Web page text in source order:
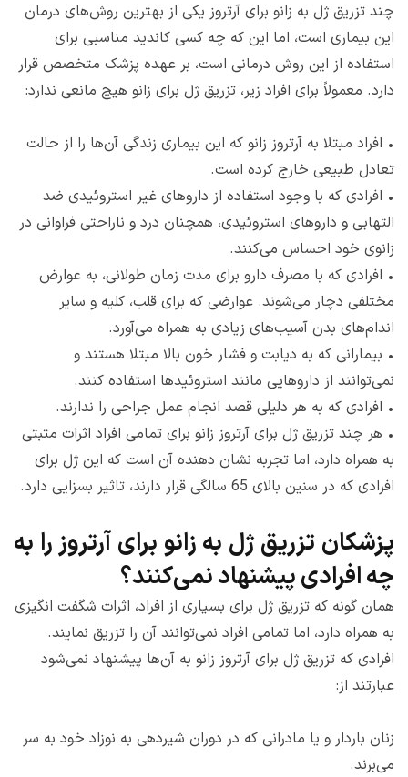
چند تزریق ژل به زانو برای آرتروز یکی از بهترین روش‌های درمان
این بیماری است، اما این که چه کسی کاندید مناسبی برای
استفاده از این روش درمانی است، بر عهده پزشک متخصص قرار
دارد. معمولاً برای افراد زیر، تزریق ژل برای زانو هیچ مانعی ندارد:
• افراد مبتلا به آرتروز زانو که این بیماری زندگی آن‌ها را از حالت
تعادل طبیعی خارج کرده است.
• افرادی که با وجود استفاده از داروهای غیر استروئیدی ضد
التهابی و داروهای استروئیدی، همچنان درد و ناراحتی فراوانی در
زانوی خود احساس می‌کنند.
• افرادی که با مصرف دارو برای مدت زمان طولانی، به عوارض
مختلفی دچار می‌شوند. عوارضی که برای قلب، کلیه و سایر
اندام‌های بدن آسیب‌های زیادی به همراه می‌آورد.
• بیمارانی که به دیابت و فشار خون بالا مبتلا هستند و
نمی‌توانند از داروهایی مانند استروئیدها استفاده کنند.
• افرادی که به هر دلیلی قصد انجام عمل جراحی را ندارند.‌
• هر چند تزریق ژل برای آرتروز زانو برای تمامی افراد اثرات مثبتی
به همراه دارد، اما تجربه نشان دهنده آن است که این ژل برای
افرادی که در سنین بالای 65 سالگی قرار دارند، تاثیر بسزایی دارد.
پزشکان تزریق ژل به زانو برای آرتروز را به
چه افرادی پیشنهاد نمی‌کنند؟
همان گونه که تزریق ژل برای بسیاری از افراد، اثرات شگفت انگیزی
به همراه دارد، اما تمامی افراد نمی‌توانند آن را تزریق نمایند.
افرادی که تزریق ژل برای آرتروز زانو به آن‌ها پیشنهاد نمی‌شود
عبارتند از:
زنان باردار و یا مادرانی که در دوران شیردهی به نوزاد خود به سر
می‌برند.